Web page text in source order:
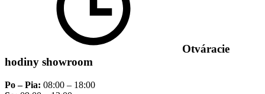
Otváracie
hodiny showroom
Po – Pia: 08:00 – 18:00